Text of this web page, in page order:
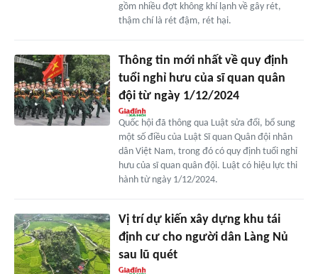
gồm nhiều đợt không khí lạnh về gây rét,
thậm chí là rét đậm, rét hại.
Thông tin mới nhất về quy định
tuổi nghỉ hưu của sĩ quan quân
đội từ ngày 1/12/2024
Quốc hội đã thông qua Luật sửa đổi, bổ sung
một số điều của Luật Sĩ quan Quân đội nhân
dân Việt Nam, trong đó có quy định tuổi nghỉ
hưu của sĩ quan quân đội. Luật có hiệu lực thi
hành từ ngày 1/12/2024.
Vị trí dự kiến xây dựng khu tái
định cư cho người dân Làng Nủ
sau lũ quét